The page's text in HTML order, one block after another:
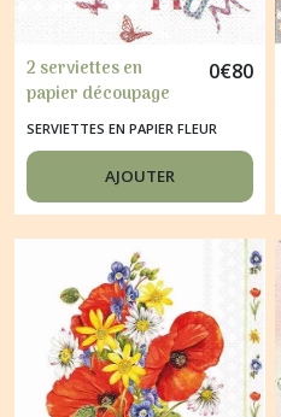
2 serviettes en
papier découpage
collage 33 cm ROSES
COEUR
0€80
SERVIETTES EN PAPIER FLEUR
AJOUTER